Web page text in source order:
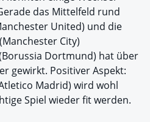
das Mittelfeld rund
United) und die
(Manchester City)
Dortmund) hat über
gewirkt. Positiver Aspekt:
Madrid) wird wohl
Spiel wieder fit werden.